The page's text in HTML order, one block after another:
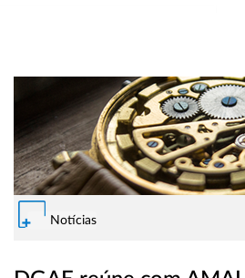
Notícias